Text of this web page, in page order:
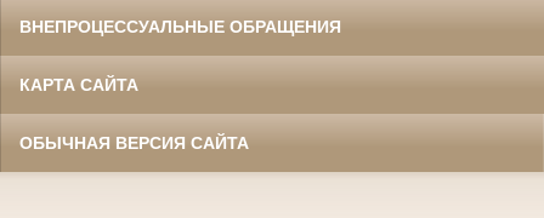
ВНЕПРОЦЕССУАЛЬНЫЕ ОБРАЩЕНИЯ
КАРТА САЙТА
ОБЫЧНАЯ ВЕРСИЯ САЙТА